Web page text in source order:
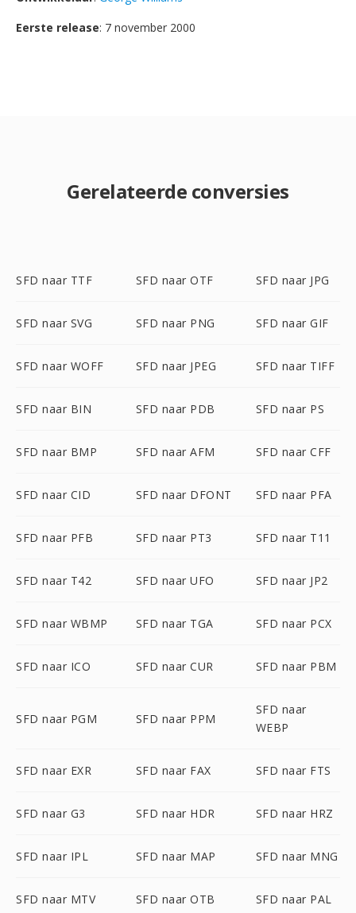
Eerste release: 7 november 2000
Gerelateerde conversies
SFD naar TTF SFD naar OTF SFD naar JPG
SFD naar SVG SFD naar PNG SFD naar GIF
SFD naar WOFF SFD naar JPEG SFD naar TIFF
SFD naar BIN SFD naar PDB SFD naar PS
SFD naar BMP SFD naar AFM SFD naar CFF
SFD naar CID SFD naar DFONT SFD naar PFA
SFD naar PFB SFD naar PT3 SFD naar T11
SFD naar T42 SFD naar UFO SFD naar JP2
SFD naar WBMP SFD naar TGA SFD naar PCX
SFD naar ICO SFD naar CUR SFD naar PBM
SFD naar PGM SFD naar PPM
SFD naar
WEBP
SFD naar EXR SFD naar FAX SFD naar FTS
SFD naar G3 SFD naar HDR SFD naar HRZ
SFD naar IPL SFD naar MAP SFD naar MNG
SFD naar MTV SFD naar OTB SFD naar PAL